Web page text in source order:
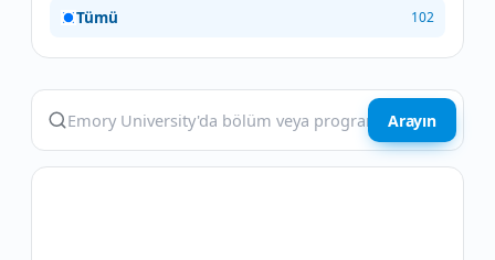
Tümü 102
Arayın